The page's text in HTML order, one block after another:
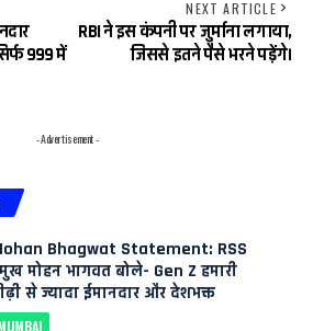
₹999 में
NEXT ARTICLE
RBI ने इस कंपनी पर जुर्माना लगाया,
जिससे इतने पैसे भरने पड़ेंगे।
- Advertisement -
Bhagwat Statement: RSS
मोहन भागवत बोले- Gen Z हमारी
से ज्यादा ईमानदार और देशभक्त